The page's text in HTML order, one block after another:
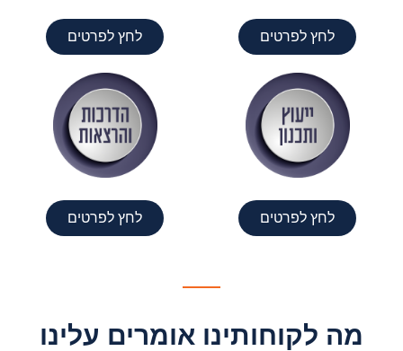
לחץ לפרטים לחץ לפרטים
לחץ לפרטים לחץ לפרטים
מה לקוחותינו אומרים עלינו